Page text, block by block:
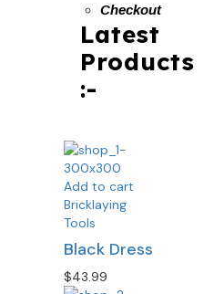
Checkout
Latest
Products
:-
Add to cart
Bricklaying
Tools
Black Dress
$43.99